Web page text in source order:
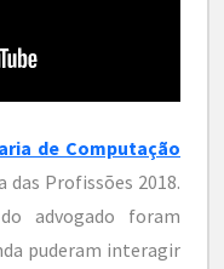
de Computação
Profissões 2018.
advogado foram
puderam interagir